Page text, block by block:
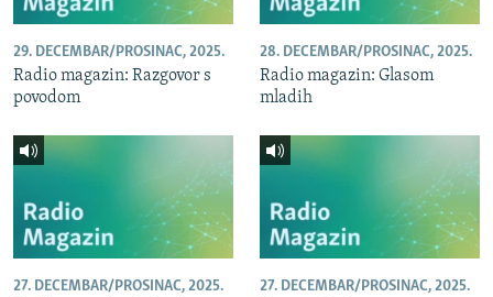
29. DECEMBAR/PROSINAC, 2025.
Radio magazin: Razgovor s
povodom
28. DECEMBAR/PROSINAC, 2025.
Radio magazin: Glasom
mladih
27. DECEMBAR/PROSINAC, 2025. 27. DECEMBAR/PROSINAC, 2025.